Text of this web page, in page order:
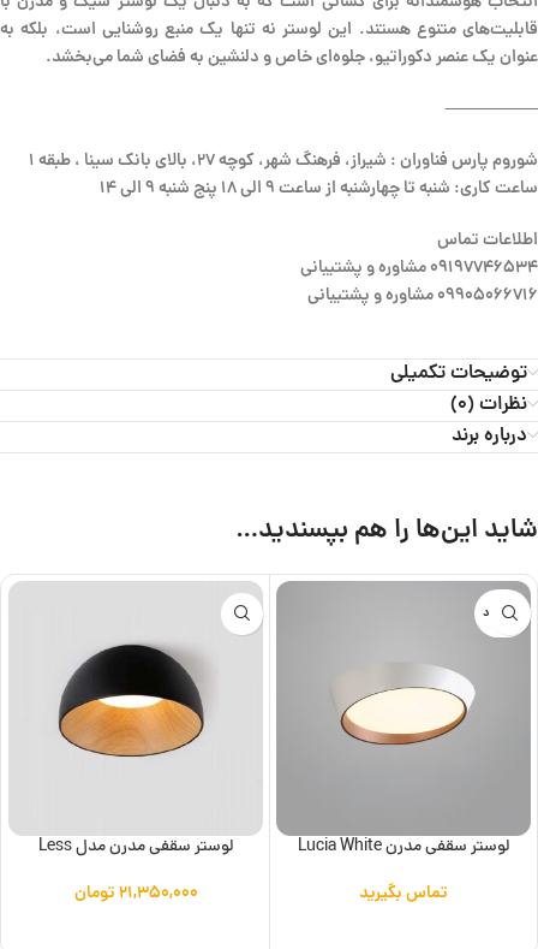
قابلیت‌های متنوع هستند. این لوستر نه تنها یک منبع روشنایی است، بلکه به
عنوان یک عنصر دکوراتیو، جلوه‌ای خاص و دلنشین به فضای شما می‌بخشد.
—————–
شوروم پارس فناوران : شیراز، فرهنگ شهر، کوچه 27، بالای بانک سینا ، طبقه 1
ساعت کاری: شنبه تا چهارشنبه از ساعت 9 الی 18 پنج شنبه 9 الی 14
اطلاعات تماس
09197746534 مشاوره و پشتیبانی
09905066716 مشاوره و پشتیبانی
توضیحات تکمیلی
نظرات (0)
درباره برند
شاید این‌ها را هم بپسندید…
ناموجود
لوستر سقفی مدرن Lucia White
تماس بگیرید
لوستر سقفی مدرن مدل Less
۲۱,۳۵۰,۰۰۰تومان